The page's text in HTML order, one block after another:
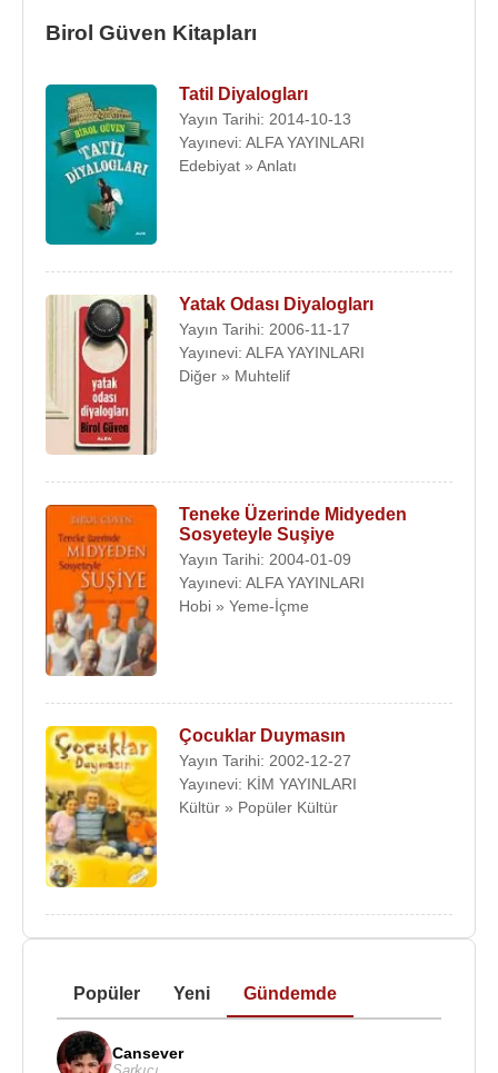
Birol Güven Kitapları
Tatil Diyalogları
Yayın Tarihi: 2014-10-13
Yayınevi: ALFA YAYINLARI
Edebiyat » Anlatı
Yatak Odası Diyalogları
Yayın Tarihi: 2006-11-17
Yayınevi: ALFA YAYINLARI
Diğer » Muhtelif
Teneke Üzerinde Midyeden
Sosyeteyle Suşiye
Yayın Tarihi: 2004-01-09
Yayınevi: ALFA YAYINLARI
Hobi » Yeme-İçme
Çocuklar Duymasın
Yayın Tarihi: 2002-12-27
Yayınevi: KİM YAYINLARI
Kültür » Popüler Kültür
Popüler Yeni Gündemde
Cansever